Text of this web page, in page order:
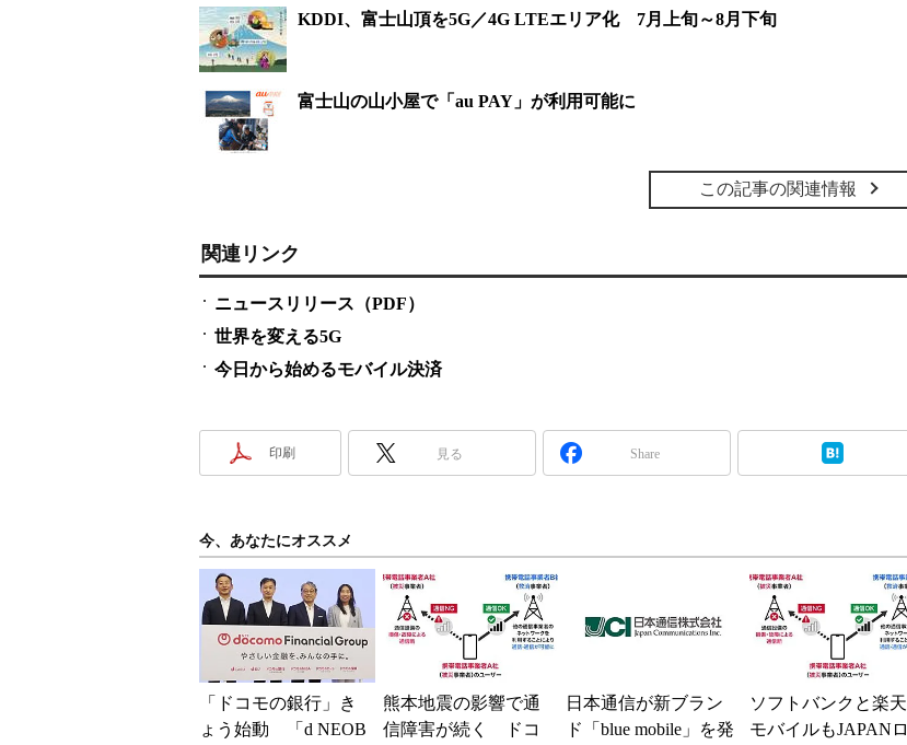
KDDI、富士山頂を5G／4G LTEエリア化 7月上旬～8月下旬
富士山の山小屋で「au PAY」が利用可能に
この記事の関連情報
関連リンク
ニュースリリース（PDF）
世界を変える5G
今日から始めるモバイル決済
印刷 見る Share
今、あなたにオススメ
「ドコモの銀行」き
ょう始動 「d NEOB
熊本地震の影響で通
信障害が続く ドコ
日本通信が新ブラン
ド「blue mobile」を発
ソフトバンクと楽天
モバイルもJAPANロ